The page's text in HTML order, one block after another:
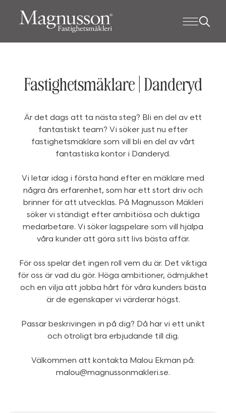
Fastighetsmäklare | Danderyd
Är det dags att ta nästa steg? Bli en del av ett
fantastiskt team? Vi söker just nu efter
fastighetsmäklare som vill bli en del av vårt
fantastiska kontor i Danderyd.
Vi letar idag i första hand efter en mäklare med
några års erfarenhet, som har ett stort driv och
brinner för att utvecklas. På Magnusson Mäkleri
söker vi ständigt efter ambitiösa och duktiga
medarbetare. Vi söker lagspelare som vill hjälpa
våra kunder att göra sitt livs bästa affär.
För oss spelar det ingen roll vem du är. Det viktiga
för oss är vad du gör. Höga ambitioner, ödmjukhet
och en vilja att jobba hårt för våra kunders bästa
är de egenskaper vi värderar högst.
Passar beskrivingen in på dig? Då har vi ett unikt
och otroligt bra erbjudande till dig.
Välkommen att kontakta Malou Ekman på:
malou@magnussonmakleri.se.